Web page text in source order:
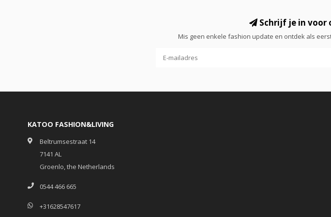
Schrijf je in voor
Mis geen enkele fashion update en ontdek als
KATOO FASHION&LIVING
Beltrumsestraat 14
7141 AL
Groenlo, the Netherlands
0544 466 665
+31628547617